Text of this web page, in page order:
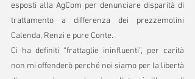
esposti alla AgCom per denunciare disparità di
trattamento a differenza dei prezzemolini
Calenda, Renzi e pure Conte.
Ci ha definiti “frattaglie ininfluenti”, per carità
non mi offenderò perché noi siamo per la libertà